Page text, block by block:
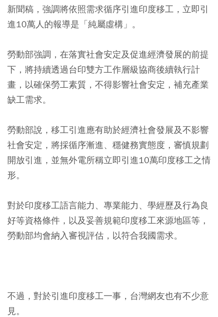
新聞稿，強調將依照需求循序引進印度移工，立即引
進10萬人的報導是「純屬虛構」。
勞動部強調，在落實社會安定及促進經濟發展的前提
下，將持續透過台印雙方工作層級協商後續執行計
畫，以確保勞工素質，不得影響社會安定，補充產業
缺工需求。
勞動部說，移工引進應有助於經濟社會發展及不影響
社會安定，將採循序漸進、穩健務實態度，審慎規劃
開放引進，並無外電所稱立即引進10萬印度移工之情
形。
對於印度移工語言能力、專業能力、學經歷及行為良
好等資格條件，以及妥善規範印度移工來源地區等，
勞動部均會納入審視評估，以符合我國需求。
不過，對於引進印度移工一事，台灣網友也有不少意
見。